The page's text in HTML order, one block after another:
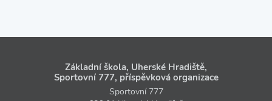
Základní škola, Uherské Hradiště,
Sportovní 777, příspěvková organizace
Sportovní 777